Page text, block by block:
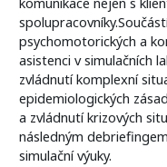
psychomotorických a
asistenci v simulačních
zvládnutí komplexní
epidemiologických
a zvládnutí krizových
následným
simulační výuky.